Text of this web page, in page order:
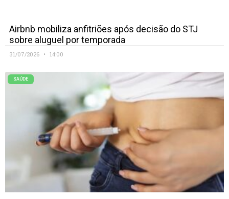
Airbnb mobiliza anfitriões após decisão do STJ
sobre aluguel por temporada
31/07/2026 14:00
SAÚDE